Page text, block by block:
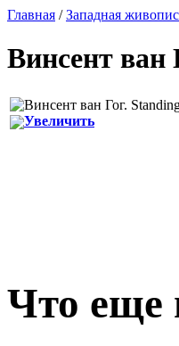
Главная /Западная
Винсент ван
Увеличить
Что еще